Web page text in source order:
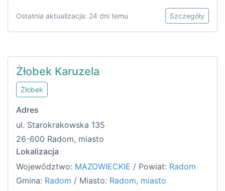
Ostatnia aktualizacja: 24 dni temu Szczegóły
Żłobek Karuzela
Żłobek
Adres
ul. Starokrakowska 135
26-600 Radom, miasto
Lokalizacja
Województwo: MAZOWIECKIE / Powiat: Radom
Gmina: Radom / Miasto: Radom, miasto